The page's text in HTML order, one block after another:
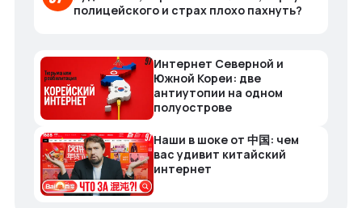
полицейского и страх плохо пахнуть?
Интернет Северной и
Южной Кореи: две
антиутопии на одном
полуострове
Наши в шоке от 中国: чем
вас удивит китайский
интернет